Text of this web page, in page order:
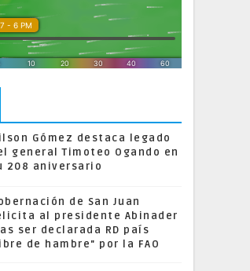
Gómez destaca legado
general Timoteo Ogando en
208 aniversario
de San Juan
al presidente Abinader
ser declarada RD país
de hambre" por la FAO